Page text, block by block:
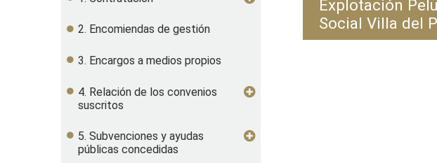
2. Encomiendas de gestión
3. Encargos a medios propios
4. Relación de los convenios
suscritos
5. Subvenciones y ayudas
públicas concedidas
Explotación
Social Villa del